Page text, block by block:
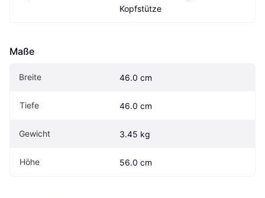
Kopfstütze
Maße
Breite 46.0 cm
Tiefe 46.0 cm
Gewicht 3.45 kg
Höhe 56.0 cm